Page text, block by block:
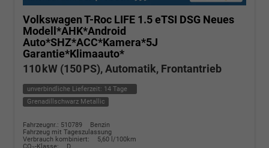
Volkswagen T-Roc LIFE 1.5 eTSI DSG Neues
Modell*AHK*Android
Auto*SHZ*ACC*Kamera*5J
Garantie*Klimaauto*
110 kW (150 PS), Automatik, Frontantrieb
unverbindliche Lieferzeit: 14 Tage
Grenadillschwarz Metallic
Fahrzeugnr.: 510789
Benzin
Fahrzeug mit Tageszulassung
Verbrauch kombiniert:
5,60 l/100km